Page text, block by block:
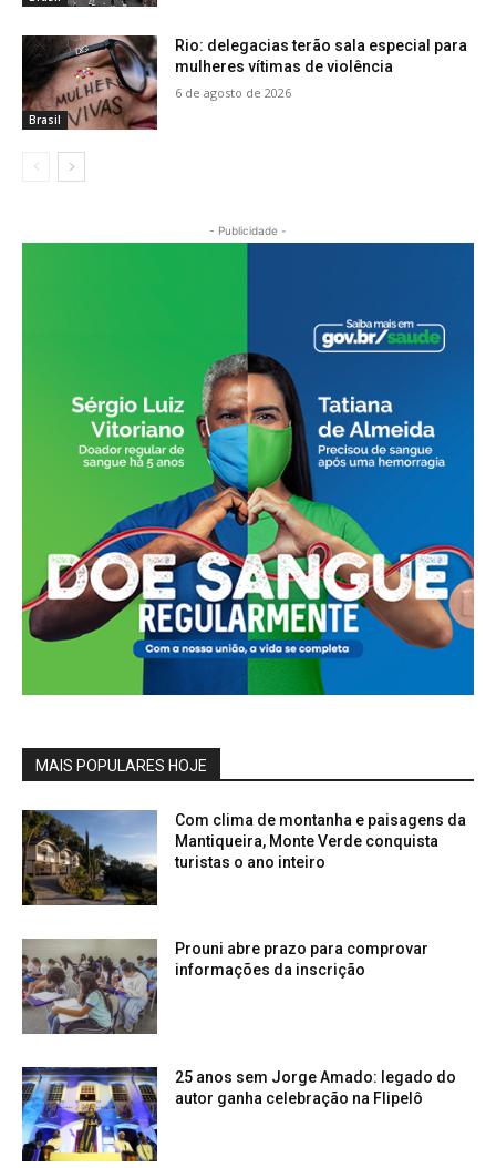
Brasil
Rio: delegacias terão sala especial para
mulheres vítimas de violência
6 de agosto de 2026
- Publicidade -
MAIS POPULARES HOJE
Com clima de montanha e paisagens da
Mantiqueira, Monte Verde conquista
turistas o ano inteiro
Prouni abre prazo para comprovar
informações da inscrição
25 anos sem Jorge Amado: legado do
autor ganha celebração na Flipelô